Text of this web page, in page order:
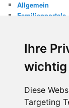
Ihre
wichtig
Diese
Targeting
Allgemein
Familienportale
Missbrauch
META
Anmelden